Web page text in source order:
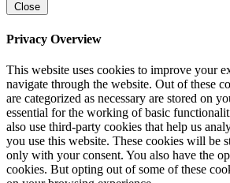
Close
Privacy Overview
This website uses cookies to improve your
navigate through the website. Out of these
are categorized as necessary are stored on
essential for the working of basic
also use third-party cookies that help us
you use this website. These cookies will be
only with your consent. You also have the
cookies. But opting out of some of these